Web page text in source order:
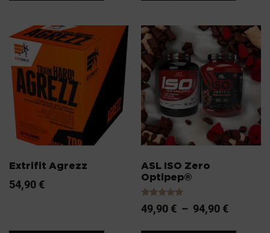
Extrifit Agrezz
54,90 €
ASL ISO Zero
Optipep®
Note
5.00
49,90 € – 94,90 €